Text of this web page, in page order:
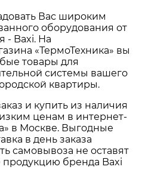
Вас широким
оборудования от
- Baxi. На
«ТермоТехника» вы
товары для
системы вашего
квартиры.
и купить из наличия
ценам в интернет-
в Москве. Выгодные
в день заказа
самовывоза не оставят
бренда Baxi